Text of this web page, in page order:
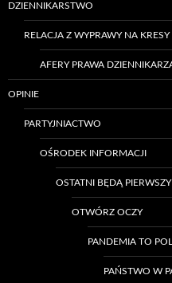
DZIENNIKARSTWO
RELACJA Z WYPRAWY NA KRESY
AFERY PRAWA
OPINIE
PARTYJNIACTWO
OŚRODEK INFORMACJI
OSTATNI BĘDĄ
OTWÓRZ OCZY
PANDEMIA TO
PAŃSTWO W